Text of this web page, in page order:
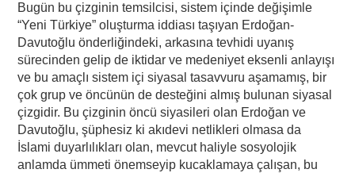
Bugün bu çizginin temsilcisi, sistem içinde değişimle
“Yeni Türkiye” oluşturma iddiası taşıyan Erdoğan-
Davutoğlu önderliğindeki, arkasına tevhidi uyanış
sürecinden gelip de iktidar ve medeniyet eksenli anlayışı
ve bu amaçlı sistem içi siyasal tasavvuru aşamamış, bir
çok grup ve öncünün de desteğini almış bulunan siyasal
çizgidir. Bu çizginin öncü siyasileri olan Erdoğan ve
Davutoğlu, şüphesiz ki akıdevi netlikleri olmasa da
İslami duyarlılıkları olan, mevcut haliyle sosyolojik
anlamda ümmeti önemseyip kucaklamaya çalışan, bu